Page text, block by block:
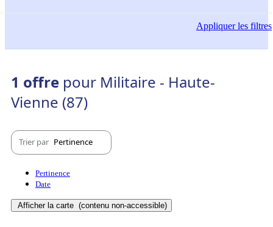
Appliquerles filtres
1 offre pour Militaire - Haute-
Vienne (87)
Trier par Pertinence
Pertinence
Date
Afficher la carte (contenu non-accessible)